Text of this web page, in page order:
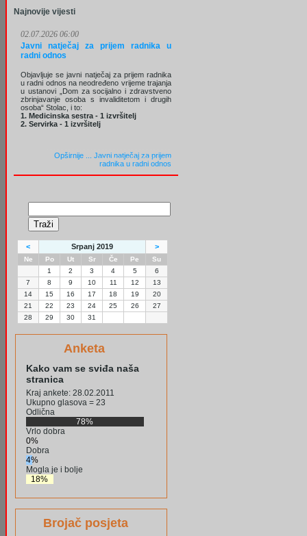
Najnovije vijesti
02.07.2026 06:00
Javni natječaj za prijem radnika u
radni odnos
Objavljuje se javni natječaj za prijem radnika
u radni odnos na neodređeno vrijeme trajanja
u ustanovi „Dom za socijalno i zdravstveno
zbrinjavanje osoba s invaliditetom i drugih
osoba“ Stolac, i to:
1. Medicinska sestra - 1 izvršitelj
2. Servirka - 1 izvršitelj
Opširnije ... Javni natječaj za prijem
radnika u radni odnos
< Srpanj 2019 >
Ne Po Ut Sr Če Pe
Su
1
2 3 4 5
6
7
8 9 10 11 12
13
14
15 16 17 18 19
20
21
22 23 24 25 26
27
28
29 30 31
Anketa
Kako vam se sviđa naša
stranica
Kraj ankete: 28.02.2011
Ukupno glasova = 23
Odlična
78%
Vrlo dobra
0%
Dobra
4%
Mogla je i bolje
18%
Brojač posjeta